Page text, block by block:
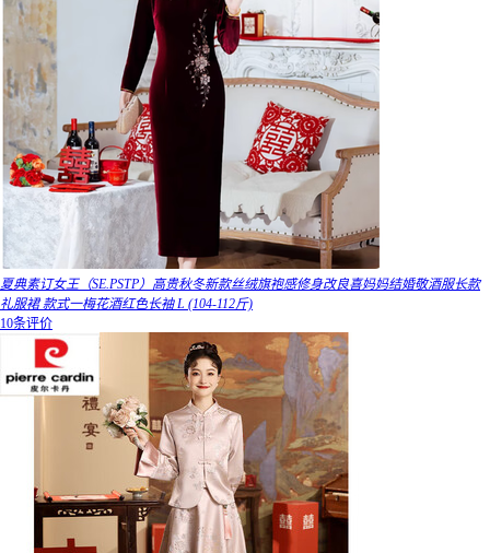
夏典素订女王（SE.PSTP）高贵秋冬新款丝绒旗袍感修身改良喜妈妈结婚敬酒服长款
礼服裙 款式一梅花酒红色长袖 L (104-112斤)
10条评价